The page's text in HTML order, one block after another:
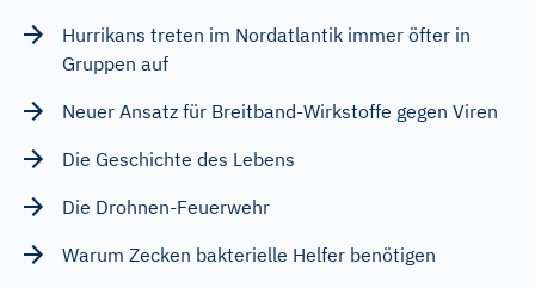
Hurrikans treten im Nordatlantik immer öfter in
Gruppen auf
Neuer Ansatz für Breitband-Wirkstoffe gegen Viren
Die Geschichte des Lebens
Die Drohnen-Feuerwehr
Warum Zecken bakterielle Helfer benötigen